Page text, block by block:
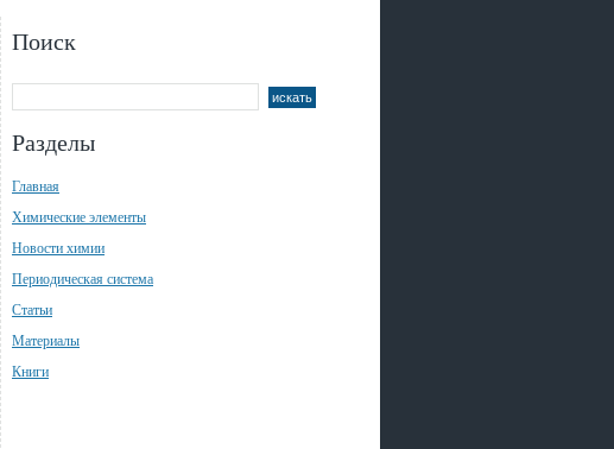
Поиск
Разделы
Главная
Химические элементы
Новости химии
Периодическая система
Статьи
Материалы
Книги